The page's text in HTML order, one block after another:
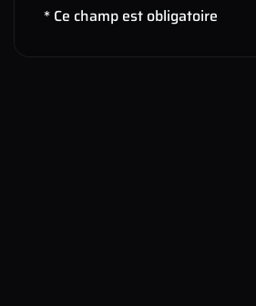
* Ce champ est obligatoire